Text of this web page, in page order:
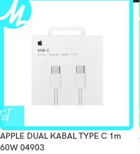
APPLE DUAL KABAL TYPE C 1m
60W 04903